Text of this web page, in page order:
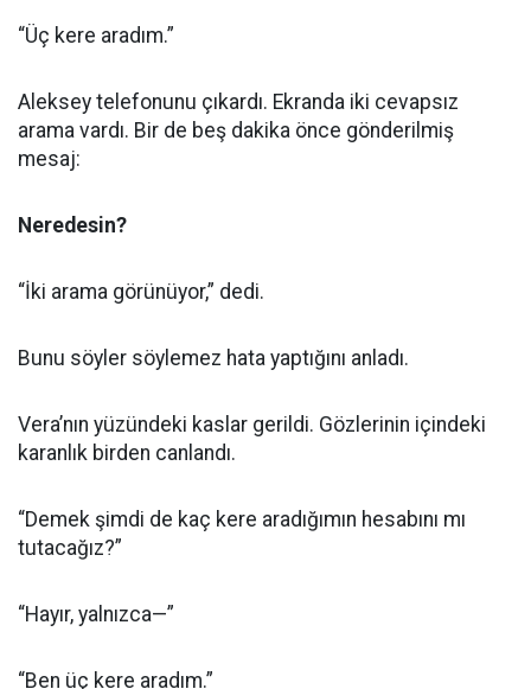
“Üç kere aradım.”
Aleksey telefonunu çıkardı. Ekranda iki cevapsız
arama vardı. Bir de beş dakika önce gönderilmiş
mesaj:
Neredesin?
“İki arama görünüyor,” dedi.
Bunu söyler söylemez hata yaptığını anladı.
Vera’nın yüzündeki kaslar gerildi. Gözlerinin içindeki
karanlık birden canlandı.
“Demek şimdi de kaç kere aradığımın hesabını mı
tutacağız?”
“Hayır, yalnızca—”
“Ben üç kere aradım.”